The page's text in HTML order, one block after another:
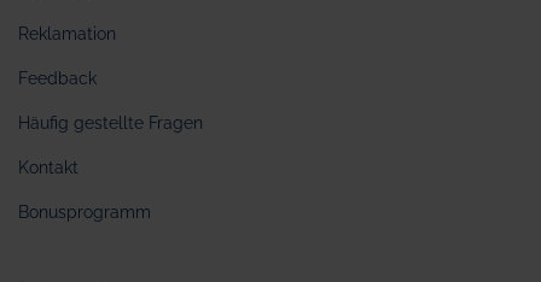
Reklamation
Feedback
Häufig gestellte Fragen
Kontakt
Bonusprogramm